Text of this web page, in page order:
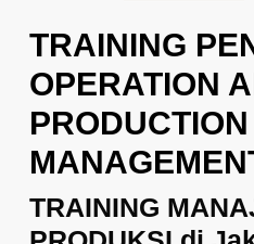
TRAINING
OPERATION
PRODUCTION
TRAINING